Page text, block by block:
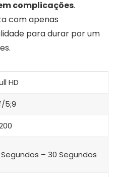
complicações.
com apenas
para durar por um
HD
5;9
– 30 Segundos